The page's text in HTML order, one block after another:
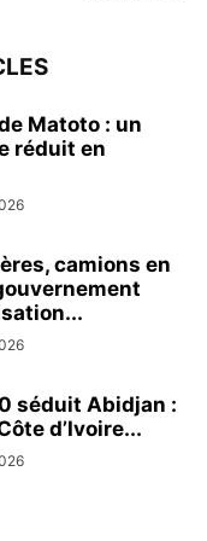
Matoto : un
réduit en
camions en
séduit Abidjan :
d’Ivoire...